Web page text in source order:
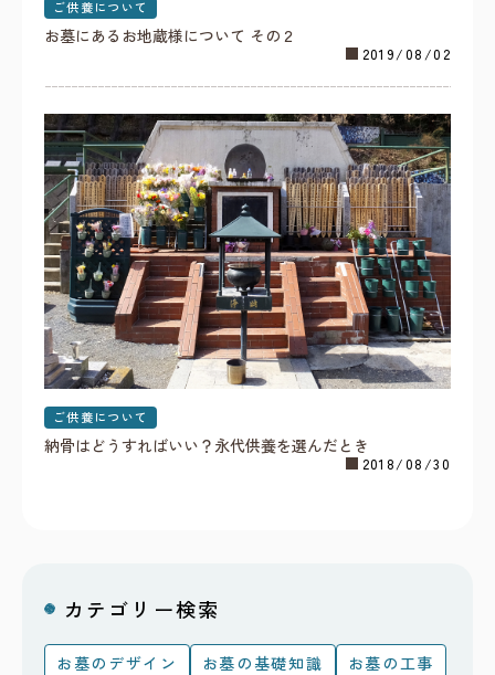
ご供養について
2019/08/02
お墓にあるお地蔵様について その２
ご供養について
2018/08/30
納骨はどうすればいい？永代供養を選んだとき
カテゴリー検索
お墓のデザイン お墓の基礎知識
お墓の工事